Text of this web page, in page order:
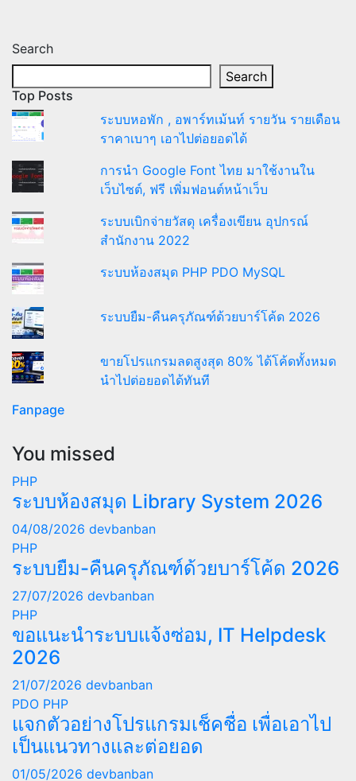
Search
Search
Top Posts
ระบบหอพัก , อพาร์ทเม้นท์ รายวัน รายเดือน
ราคาเบาๆ เอาไปต่อยอดได้
การนำ Google Font ไทย มาใช้งานใน
เว็บไซต์, ฟรี เพิ่มฟอนต์หน้าเว็บ
ระบบเบิกจ่ายวัสดุ เครื่องเขียน อุปกรณ์
สำนักงาน 2022
ระบบห้องสมุด PHP PDO MySQL
ระบบยืม-คืนครุภัณฑ์ด้วยบาร์โค้ด 2026
ขายโปรแกรมลดสูงสุด 80% ได้โค้ดทั้งหมด
นำไปต่อยอดได้ทันที
Fanpage
You missed
PHP
ระบบห้องสมุด Library System 2026
04/08/2026 devbanban
PHP
ระบบยืม-คืนครุภัณฑ์ด้วยบาร์โค้ด 2026
27/07/2026 devbanban
PHP
ขอแนะนำระบบแจ้งซ่อม, IT Helpdesk
2026
21/07/2026 devbanban
PDO PHP
แจกตัวอย่างโปรแกรมเช็คชื่อ เพื่อเอาไป
เป็นแนวทางและต่อยอด
01/05/2026 devbanban